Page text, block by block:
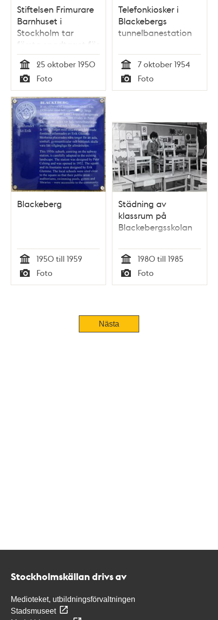
Stiftelsen Frimurare
Barnhuset i
Stockholm tar
första spadtaget för
ett ålderdomshem
för herrar i
Blackeberg
Tid
25 oktober 1950
Typ
Foto
Telefonkiosker i
Blackebergs
tunnelbanestation
Tid
7 oktober 1954
Typ
Foto
Blackeberg
Tid
1950 till 1959
Typ
Foto
Städning av
klassrum på
Blackebergsskolan
Tid
1980 till 1985
Typ
Foto
Nästa
Stockholmskällan drivs av
Medioteket, utbildningsförvaltningen
Stadsmuseet